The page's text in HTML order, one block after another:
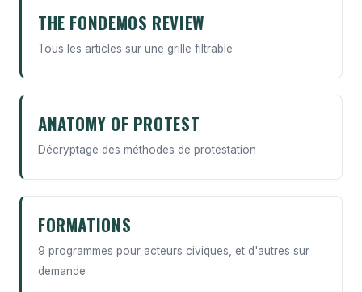
THE FONDEMOS REVIEW
Tous les articles sur une grille filtrable
ANATOMY OF PROTEST
Décryptage des méthodes de protestation
FORMATIONS
9 programmes pour acteurs civiques, et d'autres sur
demande